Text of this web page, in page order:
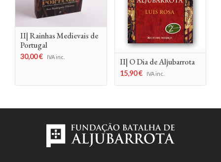
II| Rainhas Medievais de
Portugal
30,00€ IVA inc. II| O Dia de Aljubarrota
15,90€ IVA inc.